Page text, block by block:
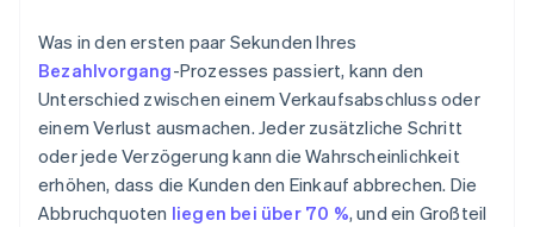
Was in den ersten paar Sekunden Ihres
Bezahlvorgang-Prozesses passiert, kann den
Unterschied zwischen einem Verkaufsabschluss oder
einem Verlust ausmachen. Jeder zusätzliche Schritt
oder jede Verzögerung kann die Wahrscheinlichkeit
erhöhen, dass die Kunden den Einkauf abbrechen. Die
Abbruchquoten liegen bei über 70 %, und ein Großteil